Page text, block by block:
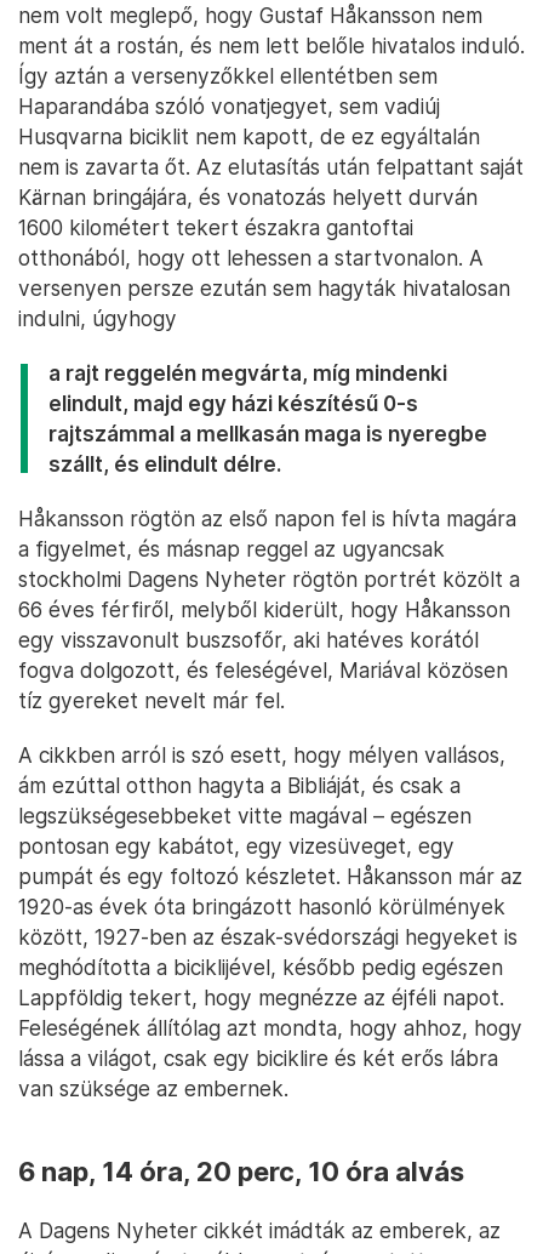
nem volt meglepő, hogy Gustaf Håkansson nem
ment át a rostán, és nem lett belőle hivatalos induló.
Így aztán a versenyzőkkel ellentétben sem
Haparandába szóló vonatjegyet, sem vadiúj
Husqvarna biciklit nem kapott, de ez egyáltalán
nem is zavarta őt. Az elutasítás után felpattant saját
Kärnan bringájára, és vonatozás helyett durván
1600 kilométert tekert északra gantoftai
otthonából, hogy ott lehessen a startvonalon. A
versenyen persze ezután sem hagyták hivatalosan
indulni, úgyhogy
a rajt reggelén megvárta, míg mindenki
elindult, majd egy házi készítésű 0-s
rajtszámmal a mellkasán maga is nyeregbe
szállt, és elindult délre.
Håkansson rögtön az első napon fel is hívta magára
a figyelmet, és másnap reggel az ugyancsak
stockholmi Dagens Nyheter rögtön portrét közölt a
66 éves férfiről, melyből kiderült, hogy Håkansson
egy visszavonult buszsofőr, aki hatéves korától
fogva dolgozott, és feleségével, Mariával közösen
tíz gyereket nevelt már fel.
A cikkben arról is szó esett, hogy mélyen vallásos,
ám ezúttal otthon hagyta a Bibliáját, és csak a
legszükségesebbeket vitte magával – egészen
pontosan egy kabátot, egy vizesüveget, egy
pumpát és egy foltozó készletet. Håkansson már az
1920-as évek óta bringázott hasonló körülmények
között, 1927-ben az észak-svédországi hegyeket is
meghódította a biciklijével, később pedig egészen
Lappföldig tekert, hogy megnézze az éjféli napot.
Feleségének állítólag azt mondta, hogy ahhoz, hogy
lássa a világot, csak egy biciklire és két erős lábra
van szüksége az embernek.
6 nap, 14 óra, 20 perc, 10 óra alvás
A Dagens Nyheter cikkét imádták az emberek, az